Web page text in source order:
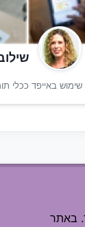
שימוש באייפד ככלי
באתר